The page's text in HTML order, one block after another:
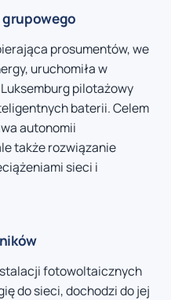
grupowego
prosumentów, we
uruchomiła w
pilotażowy
baterii. Celem
autonomii
także rozwiązanie
sieci i
fotowoltaicznych
do sieci, dochodzi do jej